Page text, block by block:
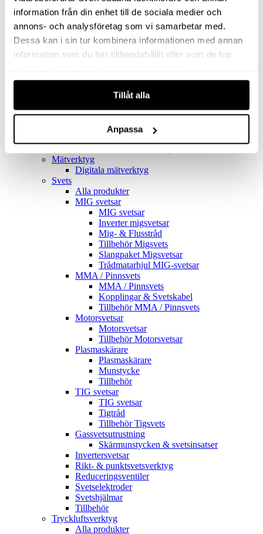
information från din enhet till de sociala medier och
annons- och analysföretag som vi samarbetar med.
Dessa kan i sin tur kombinera informationen med annan
information som du har tillhandahållit eller som de har
Tillåt alla
Anpassa
Golv- & Kombinationsmunstycke
Munstycke
Motor
Reservdelar dammsugare
Rör & handtag
Uppsamlingspåsar
Alla produkter
Mätverktyg
Digitala mätverktyg
Svets
Alla produkter
MIG svetsar
MIG svetsar
Inverter migsvetsar
Mig- & Flusstråd
Tillbehör Migsvets
Slangpaket Migsvetsar
Trådmatarhjul MIG-svetsar
MMA / Pinnsvets
MMA / Pinnsvets
Kopplingar & Svetskabel
Tillbehör MMA / Pinnsvets
Motorsvetsar
Motorsvetsar
Tillbehör Motorsvetsar
Plasmaskärare
Plasmaskärare
Munstycke
Tillbehör
TIG svetsar
TIG svetsar
Tigtråd
Tillbehör Tigsvets
Gassvetsutrustning
Skärmunstycken & svetsinsatser
Invertersvetsar
Rikt- & punktsvetsverktyg
Reduceringsventiler
Svetselektroder
Svetshjälmar
Tillbehör
Tryckluftsverktyg
Alla produkter